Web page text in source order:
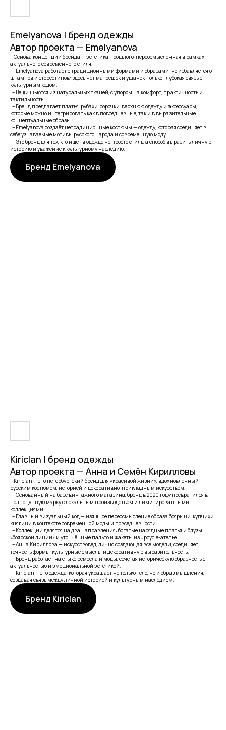
Emelyanova | бренд одежды
Автор проекта — Emelyanova
– Основа концепции бренда — эстетика прошлого, переосмысленная в рамках
актуального современного стиля.
– Emelyanova работает с традиционными формами и образами, но избавляется от
штампов и стереотипов: здесь нет матрёшек и ушанок, только глубокая связь с
культурным кодом.
– Вещи шьются из натуральных тканей, с упором на комфорт, практичность и
тактильность.
– Бренд предлагает платья, рубахи, сорочки, верхнюю одежду и аксессуары,
которые можно интегрировать как в повседневные, так и в выразительные
концептуальные образы.
– Emelyanova создаёт нетрадиционные костюмы — одежду, которая соединяет в
себе узнаваемые мотивы русского народа и современную моду.
– Это бренд для тех, кто ищет в одежде не просто стиль, а способ выразить личную
историю и уважение к культурному наследию.
Бренд Emelyanova
Kiriclan | бренд одежды
Автор проекта — Анна и Семён Кирилловы
– Kiriclan — это петербургский бренд для «красивой жизни», вдохновлённый
русским костюмом, историей и декоративно-прикладным искусством.
– Основанный на базе винтажного магазина, бренд в 2020 году превратился в
полноценную марку с локальным производством и лимитированными
коллекциями.
– Главный визуальный код — изящное переосмысление образа боярыни, купчихи,
княгини в контексте современной моды и повседневности.
– Коллекции делятся на два направления: богатые нарядные платья и блузы
«боярской линии» и утончённые пальто и жакеты из upcycle-ателье.
– Анна Кириллова — искусствовед, лично создающая все модели, соединяет
точность формы, культурные смыслы и декоративную выразительность.
– Бренд работает на стыке ремесла и моды, сочетая историческую образность с
актуальностью и эмоциональной эстетикой.
– Kiriclan — это одежда, которая украшает не только тело, но и образ мышления,
создавая связь между личной историей и культурным наследием.
Бренд Kiriclan